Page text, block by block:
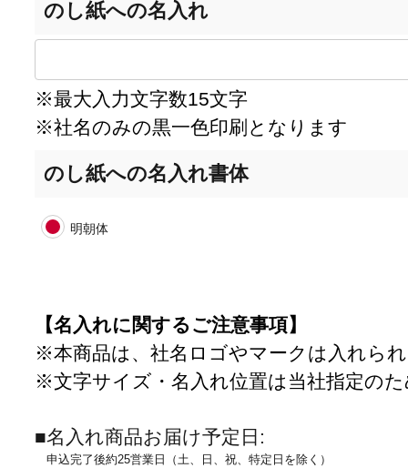
のし紙への名入れ
※最大入力文字数15文字
※社名のみの黒一色印刷となります
のし紙への名入れ書体
明朝体
【名入れに関するご注意事項】
※本商品は、社名ロゴやマークは入れら
※文字サイズ・名入れ位置は当社指定の
■名入れ商品お届け予定日:
申込完了後約25営業日（土、日、祝、特定日を除く）